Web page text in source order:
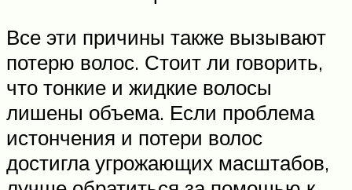
Все эти причины также вызывают
потерю волос. Стоит ли говорить,
что тонкие и жидкие волосы
лишены объема. Если проблема
истончения и потери волос
достигла угрожающих масштабов,